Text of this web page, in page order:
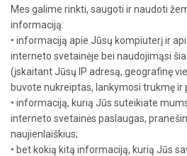
Mes galime rinkti, saugoti ir naudoti
informaciją:
• informaciją apie Jūsų kompiuterį ir
interneto svetainėje bei naudojimąsi
(įskaitant Jūsų IP adresą, geografinę
buvote nukreiptas, lankymosi trukmę ir
• informaciją, kurią Jūs suteikiate
interneto svetainės paslaugas,
naujienlaiškius;
• bet kokią kitą informaciją, kurią Jūs